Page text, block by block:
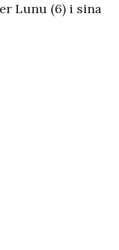
Lunu (6) i sina